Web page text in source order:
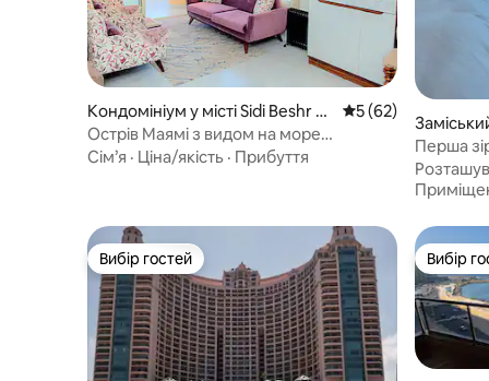
Кондомініум у місті Sidi Beshr Ba
hri
Середня оцінка: 5 з
5 (62)
Острів Маямі з видом на море
«Александрія»
Сім’я · Ціна/якість · Прибуття
di Beshr
Перша
Вибір гостей
Вибір гостей Вибір
Вибір